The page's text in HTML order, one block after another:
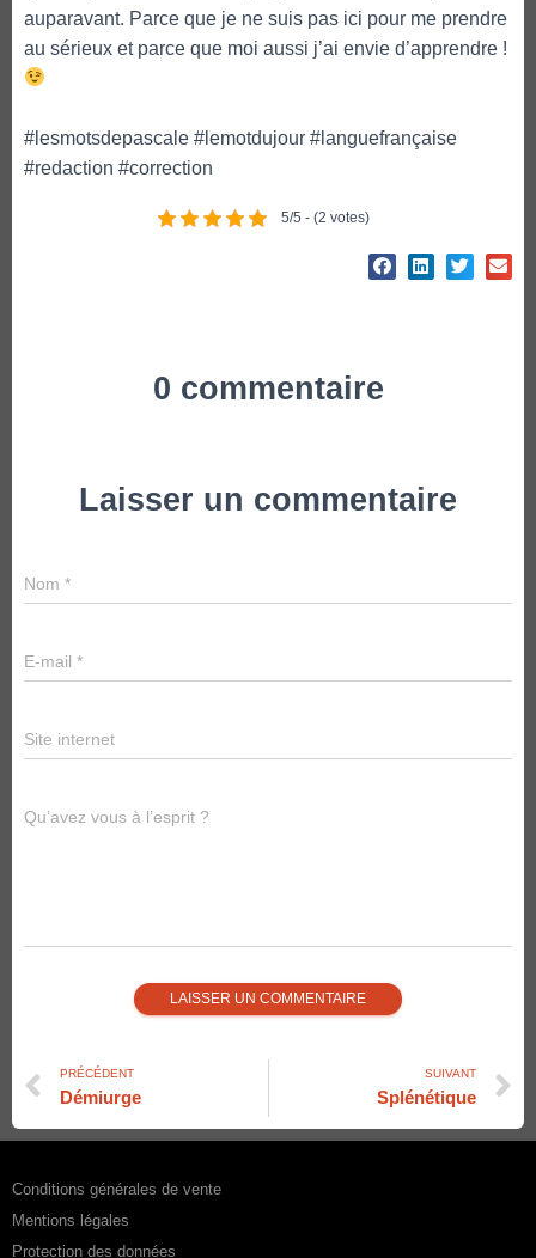
auparavant. Parce que je ne suis pas ici pour me prendre
au sérieux et parce que moi aussi j’ai envie d’apprendre !
#lesmotsdepascale #lemotdujour #languefrançaise
#redaction #correction
5/5 - (2 votes)
0 commentaire
Laisser un commentaire
Nom *
E-mail *
Site internet
Qu’avez vous à l’esprit ?
PRÉCÉDENT
Démiurge
SUIVANT
Splénétique
Conditions générales de vente
Mentions légales
Protection des données